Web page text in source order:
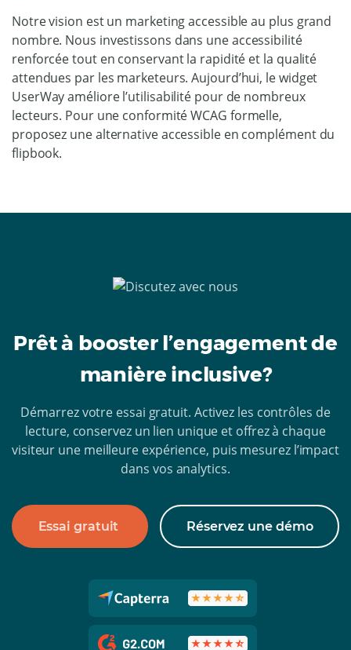
Notre vision est un marketing accessible au plus grand
nombre. Nous investissons dans une accessibilité
renforcée tout en conservant la rapidité et la qualité
attendues par les marketeurs. Aujourd’hui, le widget
UserWay améliore l’utilisabilité pour de nombreux
lecteurs. Pour une conformité WCAG formelle,
proposez une alternative accessible en complément du
flipbook.
Prêt à booster l’engagement de
manière inclusive?
Démarrez votre essai gratuit. Activez les contrôles de
lecture, conservez un lien unique et offrez à chaque
visiteur une meilleure expérience, puis mesurez l’impact
dans vos analytics.
Essai gratuit Réservez une démo